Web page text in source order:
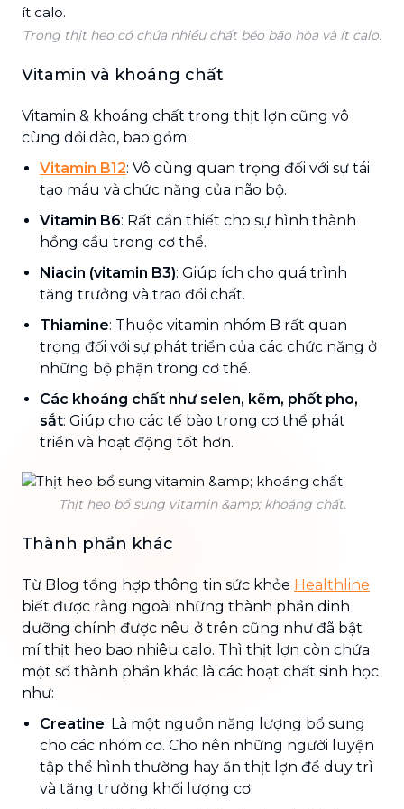
Trong thịt heo có chứa nhiều chất béo bão hòa và ít calo.
Vitamin và khoáng chất
Vitamin & khoáng chất trong thịt lợn cũng vô
cùng dồi dào, bao gồm:
Vitamin B12: Vô cùng quan trọng đối với sự tái
tạo máu và chức năng của não bộ.
Vitamin B6: Rất cần thiết cho sự hình thành
hồng cầu trong cơ thể.
Niacin (vitamin B3): Giúp ích cho quá trình
tăng trưởng và trao đổi chất.
Thiamine: Thuộc vitamin nhóm B rất quan
trọng đối với sự phát triển của các chức năng ở
những bộ phận trong cơ thể.
Các khoáng chất như selen, kẽm, phốt pho,
sắt: Giúp cho các tế bào trong cơ thể phát
triển và hoạt động tốt hơn.
Thịt heo bổ sung vitamin &amp; khoáng chất.
Thành phần khác
Từ Blog tổng hợp thông tin sức khỏe Healthline
biết được rằng ngoài những thành phần dinh
dưỡng chính được nêu ở trên cũng như đã bật
mí thịt heo bao nhiêu calo. Thì thịt lợn còn chứa
một số thành phần khác là các hoạt chất sinh học
như:
Creatine: Là một nguồn năng lượng bổ sung
cho các nhóm cơ. Cho nên những người luyện
tập thể hình thường hay ăn thịt lợn để duy trì
và tăng trưởng khối lượng cơ.